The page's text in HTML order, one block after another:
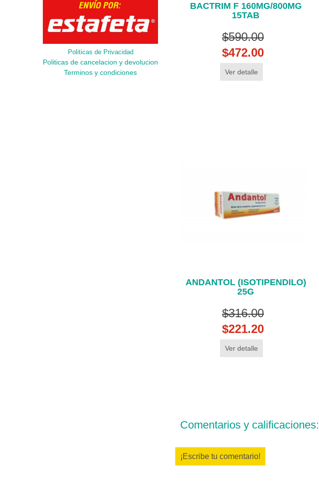
Politicas de Privacidad
Politicas de cancelacion y devolucion
Terminos y condiciones
BACTRIM F 160MG/800MG
15TAB
$590.00
$472.00
Ver detalle
ANDANTOL (ISOTIPENDILO)
25G
$316.00
$221.20
Ver detalle
Comentarios y calificaciones:
¡Escribe tu comentario!